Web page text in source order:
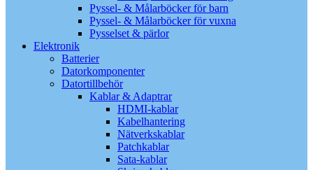
Pyssel- & Målarböcker för barn
Pyssel- & Målarböcker för vuxna
Pysselset & pärlor
Elektronik
Batterier
Datorkomponenter
Datortillbehör
Kablar & Adaptrar
HDMI-kablar
Kabelhantering
Nätverkskablar
Patchkablar
Sata-kablar